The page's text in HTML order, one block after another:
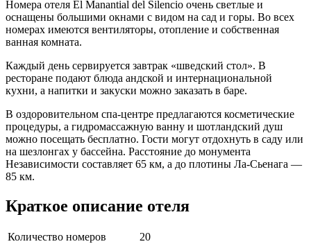
Номера отеля El Manantial del Silencio очень светлые и
оснащены большими окнами с видом на сад и горы. Во всех
номерах имеются вентиляторы, отопление и собственная
ванная комната.
Каждый день сервируется завтрак «шведский стол». В
ресторане подают блюда андской и интернациональной
кухни, а напитки и закуски можно заказать в баре.
В оздоровительном спа-центре предлагаются косметические
процедуры, а гидромассажную ванну и шотландский душ
можно посещать бесплатно. Гости могут отдохнуть в саду или
на шезлонгах у бассейна. Расстояние до монумента
Независимости составляет 65 км, а до плотины Ла-Сьенага —
85 км.
Краткое описание отеля
Количество номеров
20